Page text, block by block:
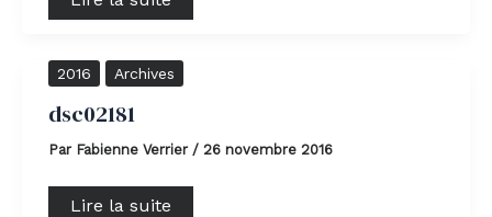
2016 Archives
dsc02181
Par Fabienne Verrier / 26 novembre 2016
dsc02181
Lire la suite